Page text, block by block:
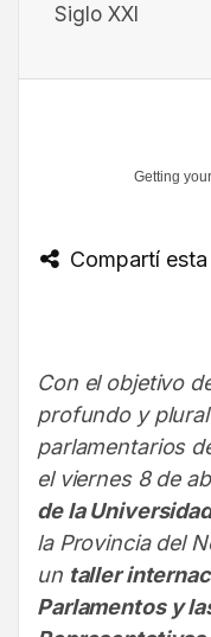
Siglo XXI
Getting your
Compartí
Con el objetivo
profundo y
parlamentarios
el viernes 8 de
de la
la Provincia del
un taller
Parlamentos y